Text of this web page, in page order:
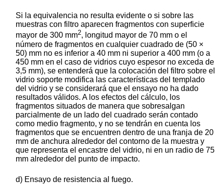
Si la equivalencia no resulta evidente o si sobre las
muestras con filtro aparecen fragmentos con superficie
mayor de 300 mm2, longitud mayor de 70 mm o el
número de fragmentos en cualquier cuadrado de (50 ×
50) mm no es inferior a 40 mm ni superior a 400 mm (o a
450 mm en el caso de vidrios cuyo espesor no exceda de
3,5 mm), se entenderá que la colocación del filtro sobre el
vidrio soporte modifica las características del templado
del vidrio y se considerará que el ensayo no ha dado
resultados válidos. A los efectos del cálculo, los
fragmentos situados de manera que sobresalgan
parcialmente de un lado del cuadrado serán contado
como medio fragmento, y no se tendrán en cuenta los
fragmentos que se encuentren dentro de una franja de 20
mm de anchura alrededor del contorno de la muestra y
que representa el encastre del vidrio, ni en un radio de 75
mm alrededor del punto de impacto.
d) Ensayo de resistencia al fuego.